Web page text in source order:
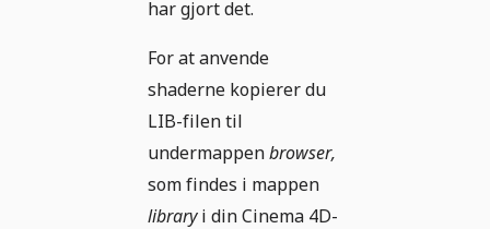
har gjort det.
For at anvende
shaderne kopierer du
LIB-filen til
undermappenbrowser,
som findes i mappen
libraryi din Cinema 4D-